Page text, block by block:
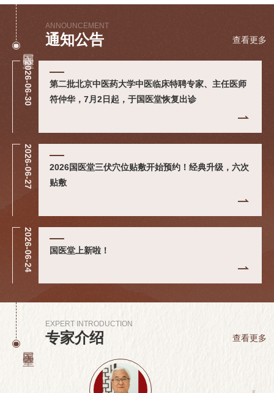
查看更多
ANNOUNCEMENT
通知公告
2026-06-30
第二批北京中医药大学中医临床特聘专家、主任医师
符仲华，7月2日起，于国医堂恢复出诊
2026-06-27
2026国医堂三伏穴位贴敷开始预约！经典升级，六次
贴敷
2026-06-24 国医堂上新啦！
查看更多
EXPERT INTRODUCTION
专家介绍